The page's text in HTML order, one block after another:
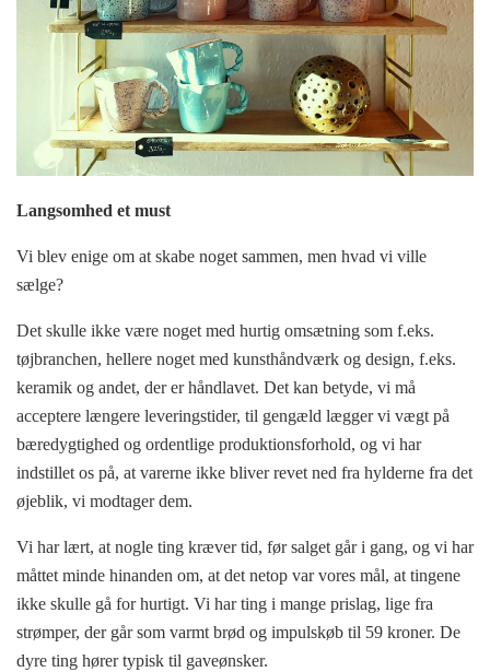
Langsomhed et must
Vi blev enige om at skabe noget sammen, men hvad vi ville
sælge?
Det skulle ikke være noget med hurtig omsætning som f.eks.
tøjbranchen, hellere noget med kunsthåndværk og design, f.eks.
keramik og andet, der er håndlavet. Det kan betyde, vi må
acceptere længere leveringstider, til gengæld lægger vi vægt på
bæredygtighed og ordentlige produktionsforhold, og vi har
indstillet os på, at varerne ikke bliver revet ned fra hylderne fra det
øjeblik, vi modtager dem.
Vi har lært, at nogle ting kræver tid, før salget går i gang, og vi har
måttet minde hinanden om, at det netop var vores mål, at tingene
ikke skulle gå for hurtigt. Vi har ting i mange prislag, lige fra
strømper, der går som varmt brød og impulskøb til 59 kroner. De
dyre ting hører typisk til gaveønsker.